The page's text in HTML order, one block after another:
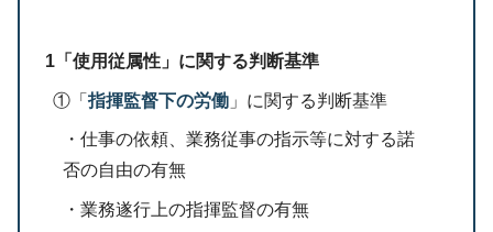
1「使用従属性」に関する判断基準
①「指揮監督下の労働 」に関する判断基準
・仕事の依頼、業務従事の指示等に対する諾
否の自由の有無
・業務遂行上の指揮監督の有無